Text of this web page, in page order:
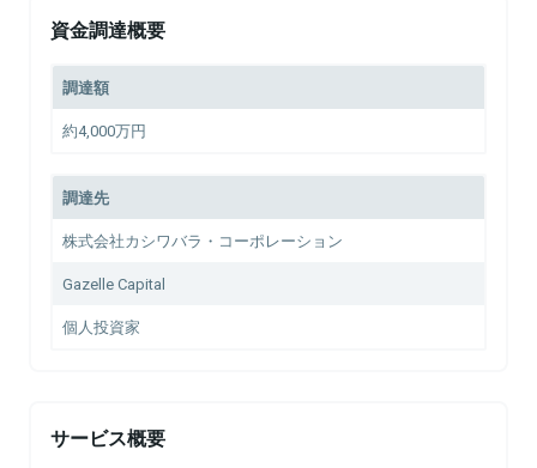
資金調達概要
調達額
約4,000万円
調達先
株式会社カシワバラ・コーポレーション
Gazelle Capital
個人投資家
サービス概要